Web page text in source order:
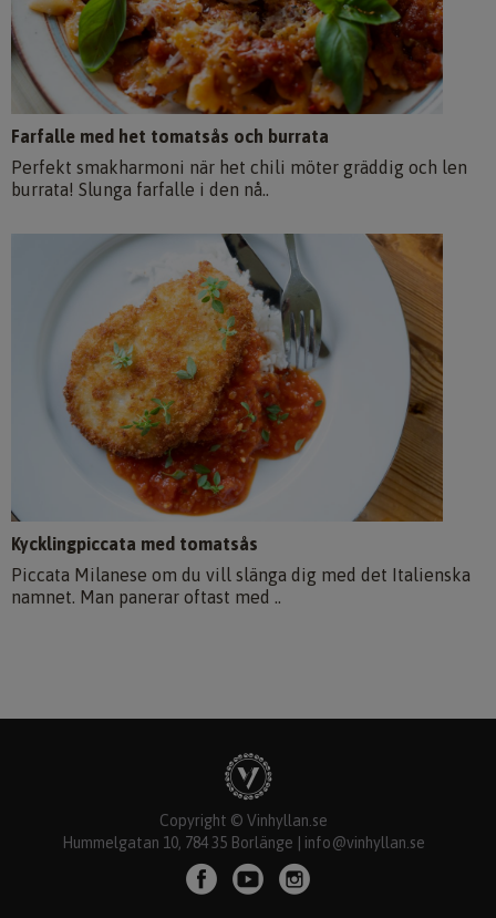
Farfalle med het tomatsås och burrata
Perfekt smakharmoni när het chili möter gräddig och len
burrata! Slunga farfalle i den nå..
Kycklingpiccata med tomatsås
Piccata Milanese om du vill slänga dig med det Italienska
namnet. Man panerar oftast med ..
Copyright © Vinhyllan.se
Hummelgatan 10, 784 35 Borlänge | info@vinhyllan.se